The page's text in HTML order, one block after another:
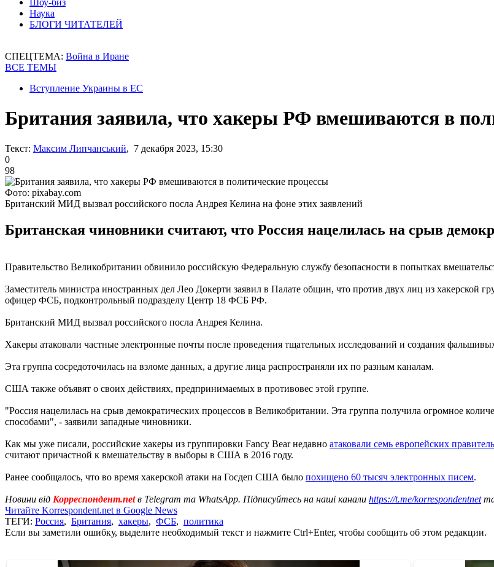
Шоу-биз
Наука
БЛОГИ ЧИТАТЕЛЕЙ
СПЕЦТЕМА: Война в Иране
ВСЕ ТЕМЫ
Вступление Украины в ЕС
Британия заявила, что хакеры РФ вмешиваются в
Текст: Максим Липчанський, 7 декабря 2023, 15:30
0
98
Фото: pixabay.com
Британский МИД вызвал российского посла Андрея Келина на фоне этих заявлений
Британская чиновники считают, что Россия нацелилась на срыв
Правительство Великобритании обвинило российскую Федеральную службу безопасности в попытках
Заместитель министра иностранных дел Лео Докерти заявил в Палате общин, что против двух лиц из
офицер ФСБ, подконтрольный подразделу Центр 18 ФСБ РФ.
Британский МИД вызвал российского посла Андрея Келина.
Хакеры атаковали частные электронные почты после проведения тщательных исследований и создания
Эта группа сосредоточилась на взломе данных, а другие лица распространяли их по разным каналам.
США также объявят о своих действиях, предпринимаемых в противовес этой группе.
"Россия нацелилась на срыв демократических процессов в Великобритании. Эта группа получила огромное
способами", - заявили западные чиновники.
Как мы уже писали, российские хакеры из группировки Fancy Bear недавно атаковали семь европейских
считают причастной к вмешательству в выборы в США в 2016 году.
Ранее сообщалось, что во время хакерской атаки на Госдеп США было похищено 60 тысяч электронных писем.
Новини від Корреспондент.netв Telegram та WhatsApp. Підписуйтесь на наші канали https://t.me/korrespondentnet
Читайте Korrespondent.net в Google News
ТЕГИ: Россия, Британия, хакеры, ФСБ, политика
Если вы заметили ошибку, выделите необходимый текст и нажмите Ctrl+Enter, чтобы сообщить об этом редакции.